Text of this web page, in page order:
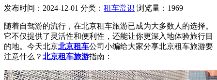
发布时间：2024-12-01 分类： 租车常识 浏览量：1969
随着自驾游的流行，在北京租车旅游已成为大多数人的选择。
它不仅提供了灵活性和便利性，还能让你更深入地体验旅行目
的地。今天北京北京租车公司小编给大家分享北京租车旅游要
注意什么？ 北京租车旅游指南：